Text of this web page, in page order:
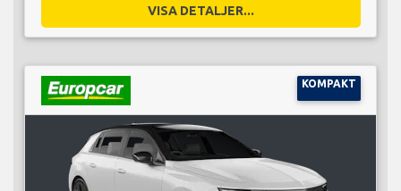
VISA DETALJER...
KOMPAKT